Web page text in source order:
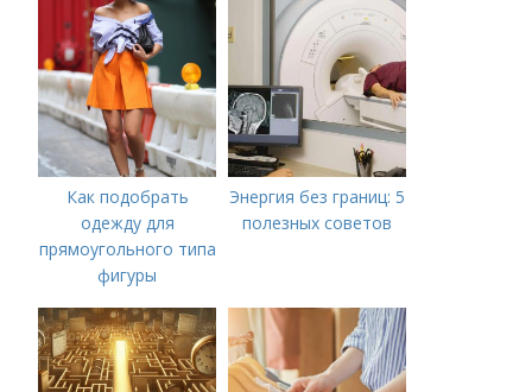
Как подобрать
одежду для
прямоугольного типа
фигуры
Энергия без границ: 5
полезных советов